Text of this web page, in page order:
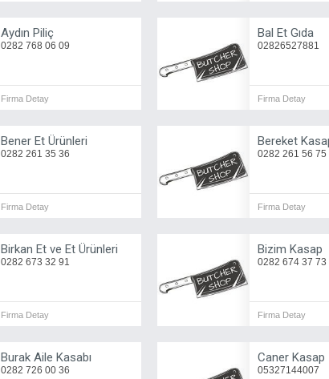
Aydın Piliç
0282 768 06 09
Firma Detay
Bal Et Gıda
02826527881
Firma Detay
Bener Et Ürünleri
0282 261 35 36
Firma Detay
Bereket
0282 261 56 75
Firma Detay
Birkan Et ve Et Ürünleri
0282 673 32 91
Firma Detay
Bizim Kasap
0282 674 37 73
Firma Detay
Burak Aile Kasabı
0282 726 00 36
Caner Kasap
05327144007